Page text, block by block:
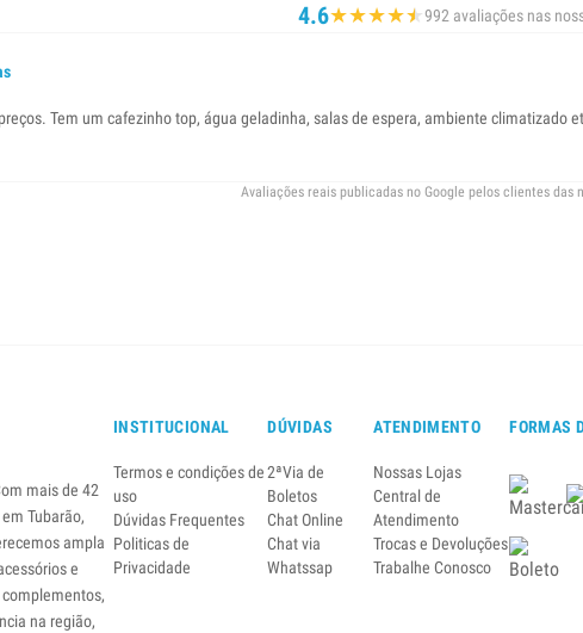
4.6★★★★★
★992 avaliações nas
Tem um cafezinho top, água geladinha, salas de espera, ambiente climatizado
Avaliações reais publicadas no Google pelos clientes das
mais de 42
Tubarão,
ampla
e
na região,
INSTITUCIONAL
Termos e condições de
uso
Dúvidas Frequentes
Politicas de
Privacidade
DÚVIDAS
2ªVia de
Boletos
Chat Online
Chat via
Whatssap
ATENDIMENTO
Nossas Lojas
Central de
Atendimento
Trocas e Devoluções
Trabalhe Conosco
FORMAS